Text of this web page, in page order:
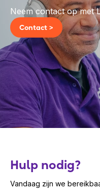
Neem contact op met
Contact >
Hulp nodig?
Vandaag zijn we